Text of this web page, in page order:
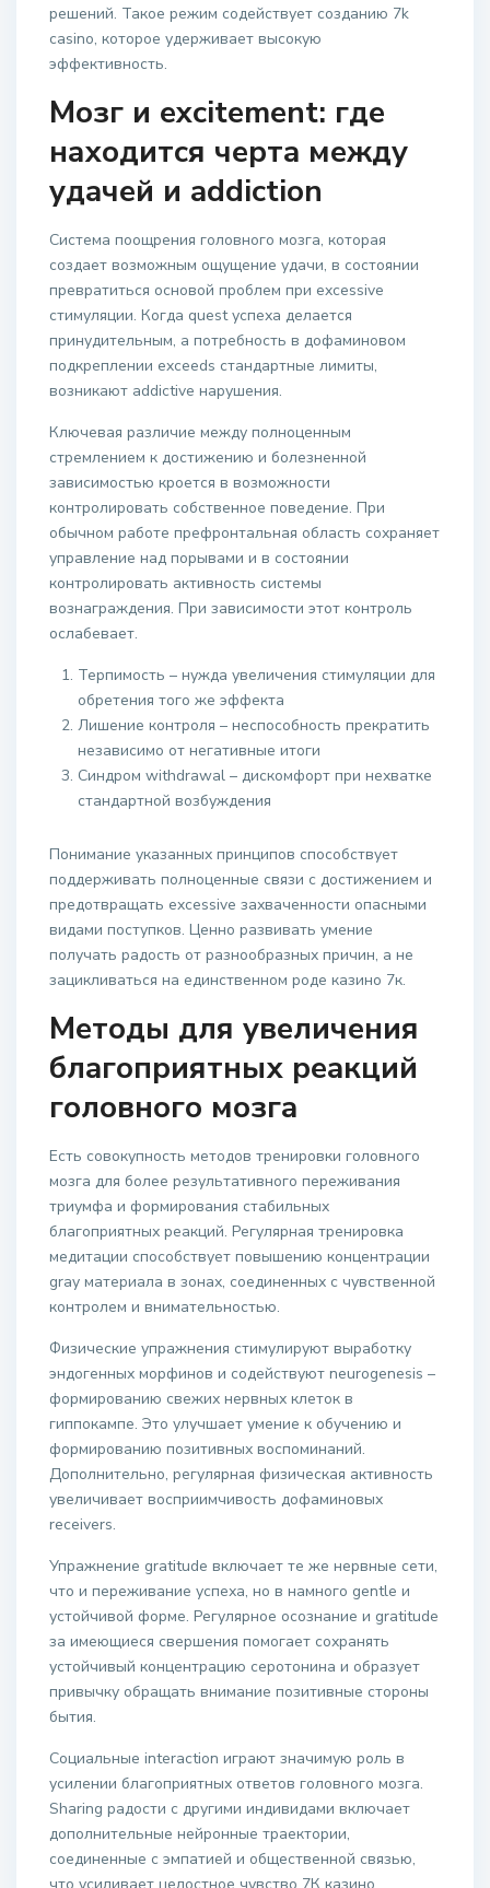
решений. Такое режим содействует созданию 7k
casino, которое удерживает высокую
эффективность.
Мозг и excitement: где
находится черта между
удачей и addiction
Система поощрения головного мозга, которая
создает возможным ощущение удачи, в состоянии
превратиться основой проблем при excessive
стимуляции. Когда quest успеха делается
принудительным, а потребность в дофаминовом
подкреплении exceeds стандартные лимиты,
возникают addictive нарушения.
Ключевая различие между полноценным
стремлением к достижению и болезненной
зависимостью кроется в возможности
контролировать собственное поведение. При
обычном работе префронтальная область сохраняет
управление над порывами и в состоянии
контролировать активность системы
вознаграждения. При зависимости этот контроль
ослабевает.
Терпимость – нужда увеличения стимуляции для
обретения того же эффекта
Лишение контроля – неспособность прекратить
независимо от негативные итоги
Синдром withdrawal – дискомфорт при нехватке
стандартной возбуждения
Понимание указанных принципов способствует
поддерживать полноценные связи с достижением и
предотвращать excessive захваченности опасными
видами поступков. Ценно развивать умение
получать радость от разнообразных причин, а не
зацикливаться на единственном роде казино 7к.
Методы для увеличения
благоприятных реакций
головного мозга
Есть совокупность методов тренировки головного
мозга для более результативного переживания
триумфа и формирования стабильных
благоприятных реакций. Регулярная тренировка
медитации способствует повышению концентрации
gray материала в зонах, соединенных с чувственной
контролем и внимательностью.
Физические упражнения стимулируют выработку
эндогенных морфинов и содействуют neurogenesis –
формированию свежих нервных клеток в
гиппокампе. Это улучшает умение к обучению и
формированию позитивных воспоминаний.
Дополнительно, регулярная физическая активность
увеличивает восприимчивость дофаминовых
receivers.
Упражнение gratitude включает те же нервные сети,
что и переживание успеха, но в намного gentle и
устойчивой форме. Регулярное осознание и gratitude
за имеющиеся свершения помогает сохранять
устойчивый концентрацию серотонина и образует
привычку обращать внимание позитивные стороны
бытия.
Социальные interaction играют значимую роль в
усилении благоприятных ответов головного мозга.
Sharing радости с другими индивидами включает
дополнительные нейронные траектории,
соединенные с эмпатией и общественной связью,